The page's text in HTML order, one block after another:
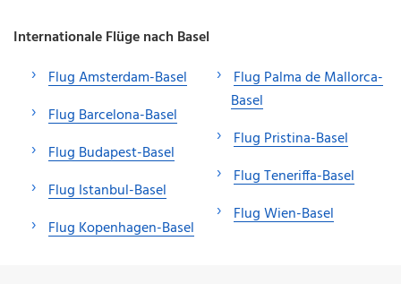
Internationale Flüge nach Basel
Flug Amsterdam-Basel
Flug Barcelona-Basel
Flug Budapest-Basel
Flug Istanbul-Basel
Flug Kopenhagen-Basel
Flug Palma de Mallorca-
Basel
Flug Pristina-Basel
Flug Teneriffa-Basel
Flug Wien-Basel